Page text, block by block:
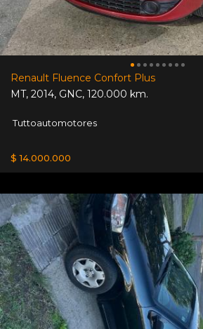
Renault Fluence Confort Plus
MT, 2014, GNC, 120.000 km.
Tuttoautomotores
$ 14.000.000